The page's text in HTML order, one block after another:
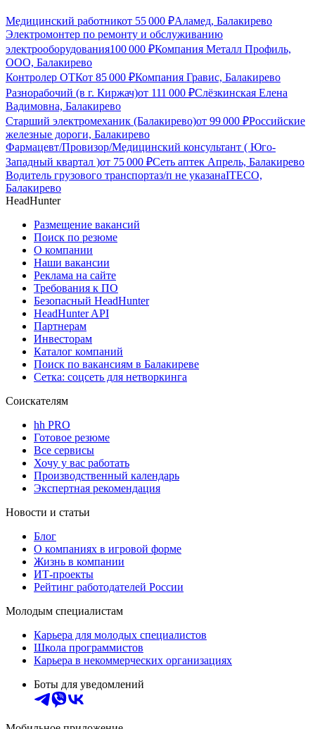
Медицинский работникот 55 000 ₽Аламед, Балакирево
Электромонтер по ремонту и обслуживанию
электрооборудования100 000 ₽Компания Металл Профиль,
OOO, Балакирево
Контролер ОТКот 85 000 ₽Компания Гравис, Балакирево
Разнорабочий (в г. Киржач)от 111 000 ₽Слёзкинская Елена
Вадимовна, Балакирево
Старший электромеханик (Балакирево)от 99 000 ₽Российские
железные дороги, Балакирево
Фармацевт/Провизор/Медицинский консультант ( Юго-
Западный квартал )от 75 000 ₽Сеть аптек Апрель, Балакирево
Водитель грузового транспортаз/п не указанаITECO,
Балакирево
HeadHunter
Размещение вакансий
Поиск по резюме
О компании
Наши вакансии
Реклама на сайте
Требования к ПО
Безопасный HeadHunter
HeadHunter API
Партнерам
Инвесторам
Каталог компаний
Поиск по вакансиям в Балакиреве
Сетка: соцсеть для нетворкинга
Соискателям
hh PRO
Готовое резюме
Все сервисы
Хочу у вас работать
Производственный календарь
Экспертная рекомендация
Новости и статьи
Блог
О компаниях в игровой форме
Жизнь в компании
ИТ-проекты
Рейтинг работодателей России
Молодым специалистам
Карьера для молодых специалистов
Школа программистов
Карьера в некоммерческих организациях
Боты для уведомлений